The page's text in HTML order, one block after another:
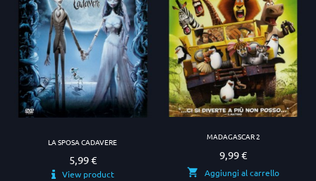
LA SPOSA CADAVERE
Prezzo
5,99 €
View product
MADAGASCAR 2
Prezzo
9,99 €
Aggiungi al carrello